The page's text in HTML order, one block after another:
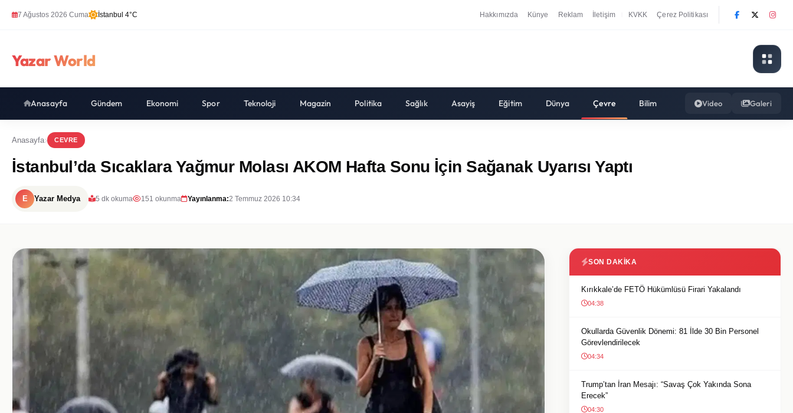
7 Ağustos 2026 Cuma İstanbul 4°C Hakkımızda Künye Reklam İletişim KVKK Çerez Politikası
Yazar World
Anasayfa Gündem Ekonomi Spor Teknoloji Magazin Politika Sağlık Asayiş Eğitim Dünya Çevre Bilim Video Galeri
Anasayfa CEVRE
İstanbul’da Sıcaklara Yağmur Molası AKOM Hafta Sonu İçin Sağanak Uyarısı Yaptı
E Yazar Medya 5 dk okuma 151 okunma Yayınlanma:2 Temmuz 2026 10:34
SON DAKIKA
Kırıkkale’de FETÖ Hükümlüsü Firari Yakalandı
04:38
Okullarda Güvenlik Dönemi: 81 İlde 30 Bin Personel
Görevlendirilecek
04:34
Trump’tan İran Mesajı: “Savaş Çok Yakında Sona
Erecek”
04:30